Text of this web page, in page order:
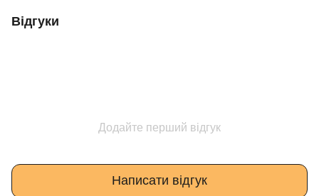
Відгуки
Додайте перший відгук
Написати відгук